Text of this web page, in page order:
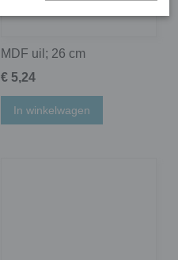
MDF uil; 26 cm
€ 5,24
In winkelwagen